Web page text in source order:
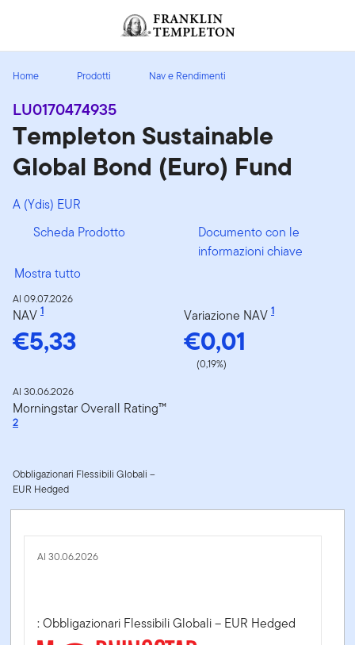
Header menu toggle
Home Prodotti Nav e Rendimenti
LU0170474935
Templeton Sustainable
Global Bond (Euro) Fund
A (Ydis) EUR
Scheda Prodotto
Documento con le
informazioni chiave
Mostra tutto
Al 09.07.2026
NAV 1
€5,33
Variazione NAV 1
€0,01
(0,19%)
Al 30.06.2026
Morningstar Overall Rating™
2
Obbligazionari Flessibili Globali –
EUR Hedged
Al 30.06.2026
: Obbligazionari Flessibili Globali – EUR Hedged